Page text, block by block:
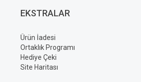
EKSTRALAR
Ürün İadesi
Ortaklık Programı
Hediye Çeki
Site Haritası